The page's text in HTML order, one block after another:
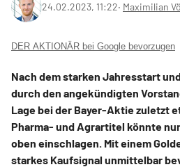
24.02.2023, 11:22‧ Maximilian
DER AKTIONÄR bei Google bevorzugen
Nach dem starken Jahresstart
durch den angekündigten
Lage bei der Bayer-Aktie zuletzt
Pharma- und Agrartitel könnte
oben einschlagen. Mit einem
starkes Kaufsignal unmittelbar